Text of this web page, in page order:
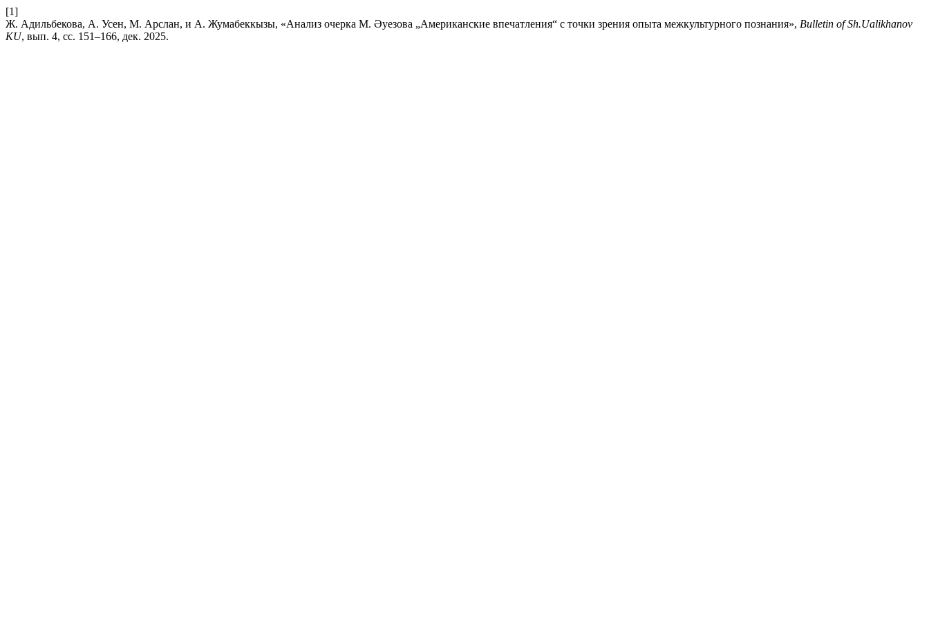
[1]
Ж. Адильбекова, А. Усен, М. Арслан, и А. Жумабеккызы, «Анализ очерка М. Әуезова „Американские впечатления“ с точки зрения опыта межкультурного познания», Bulletin of Sh.Ualikhanov
KU, вып. 4, сс. 151–166, дек. 2025.